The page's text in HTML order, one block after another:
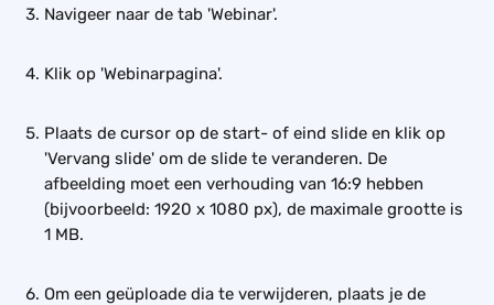
Navigeer naar de tab 'Webinar'.
Klik op 'Webinarpagina'.
Plaats de cursor op de start- of eind slide en klik op
'Vervang slide' om de slide te veranderen. De
afbeelding moet een verhouding van 16:9 hebben
(bijvoorbeeld: 1920 x 1080 px), de maximale grootte is
1 MB.
Om een ​​geüploade dia te verwijderen, plaats je de